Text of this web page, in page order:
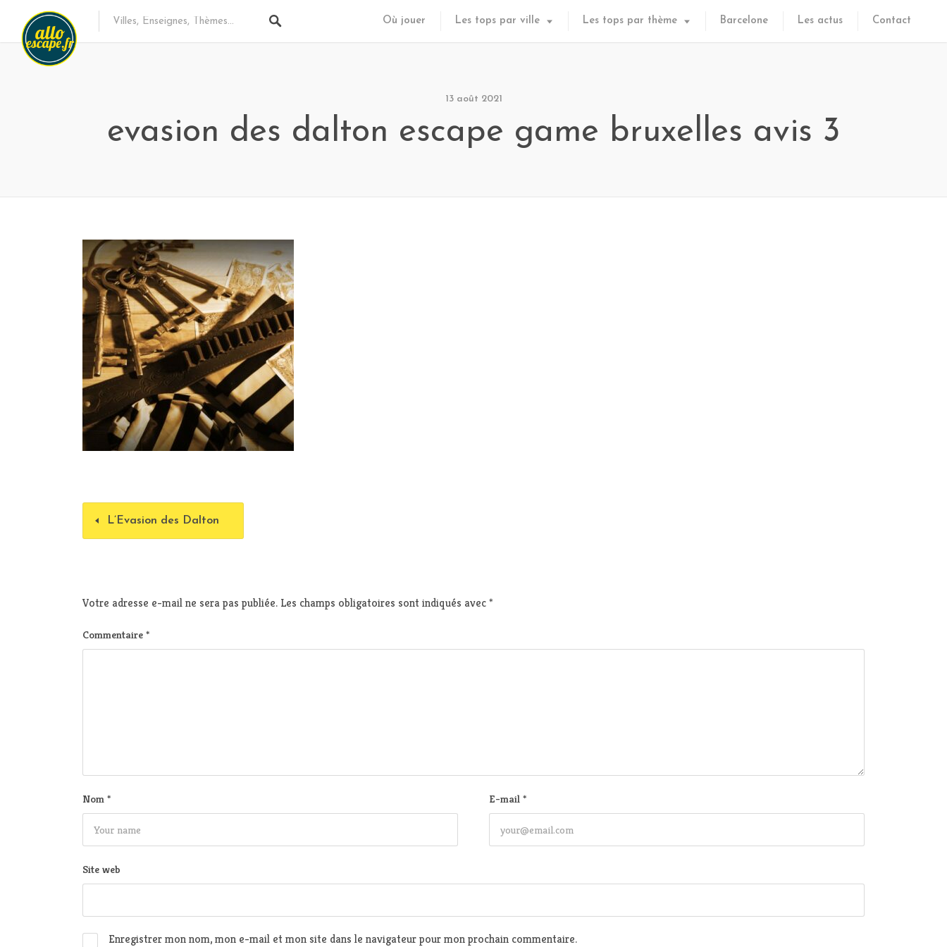
Où jouer Les tops par ville Les tops par thème Barcelone Les actus Contact
13 août 2021
evasion des dalton escape game bruxelles avis 3
L’Evasion des Dalton
Votre adresse e-mail ne sera pas publiée. Les champs obligatoires sont indiqués avec*
Commentaire *
Nom * E-mail*
Site web
Enregistrer mon nom, mon e-mail et mon site dans le navigateur pour mon prochain commentaire.